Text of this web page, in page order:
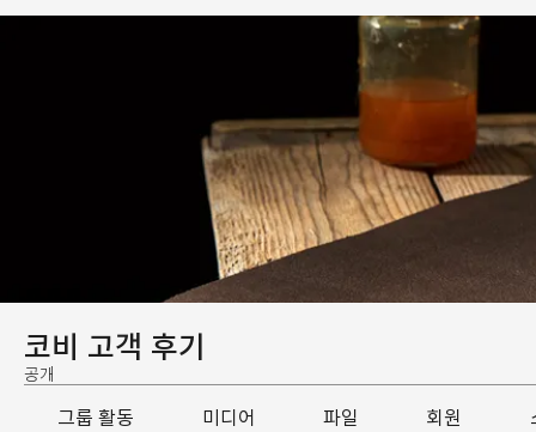
코비 고객 후기
공개
그룹 활동 미디어 파일 회원